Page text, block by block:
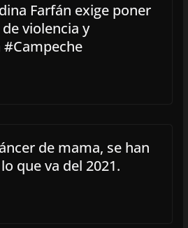
Farfán exige poner
violencia y
#Campeche
de mama, se han
que va del 2021.